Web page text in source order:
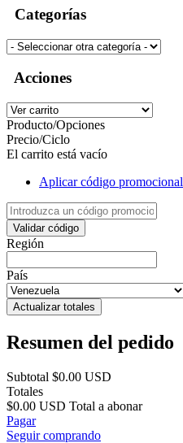
Categorías
Acciones
Producto/Opciones
Precio/Ciclo
El carrito está vacío
Aplicar código promocional
Validar código
Región
País
Actualizar totales
Resumen del pedido
Subtotal $0.00 USD
Totales
$0.00 USD Total a abonar
Pagar
Seguir comprando